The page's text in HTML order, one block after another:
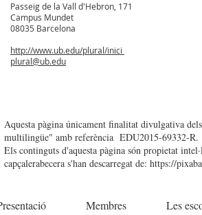
Membres Les
Aquesta pàgina únicament finalitat divulgativa
multilingüe" amb referència EDU2015-69332-R.
Els continguts d'aquesta pàgina són propietat
capçalerabecera s'han descarregat de: https://
Passeig de la Vall d'Hebron, 171
Campus Mundet
08035 Barcelona
http://www.ub.edu/plural/inici
plural@ub.edu